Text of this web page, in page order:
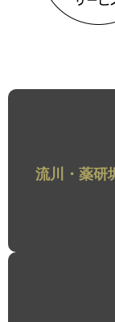
流川・薬研